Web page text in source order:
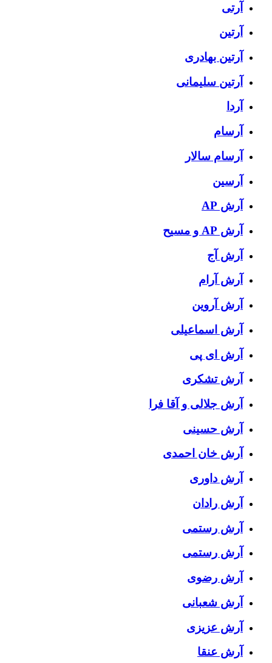
آرتی
آرتین
آرتین بهادری
آرتین سلیمانی
آردا
آرسام
آرسام سالار
آرسین
آرش AP
آرش AP و مسیح
آرش آج
آرش آرام
آرش آروین
آرش اسماعیلی
آرش ای پی
آرش تشکری
آرش جلالی و آقا فرا
آرش حسینی
آرش خان احمدی
آرش داوری
آرش رادان
آرش رستمى
آرش رستمی
آرش رضوی
آرش شعبانی
آرش عزیزی
آرش عنقا